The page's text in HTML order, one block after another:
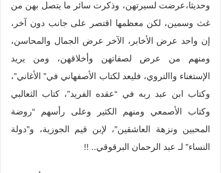
وحديثا،عرضت لسيرتهن، وذكرت سائر ما يتصل بهن من
غث وسمين، لكن معظمها اقتصر على جانب دون آخر،
إن واحد عرض الأخابر، الآخر عرض الجمال والمحاسن،
ومنهم من عرض لصفاتهن وأخلاقهن، ومن يريد
الإستغناء واالتروي، فليعد لكتاب الأصفهاني في” الأغاني”،
وكتاب ابن عبد ربه في “عقده الفريد”، كتاب الثعالبي
وكتاب الأصمعي ومنهم الكثير وعلى رأسهم “روضة
المحبين ونزهة العاشقين”، لإبن قيم الجوزية، و”دولة
النساء” لـ عبد الرحمان البرقوقي.. !!